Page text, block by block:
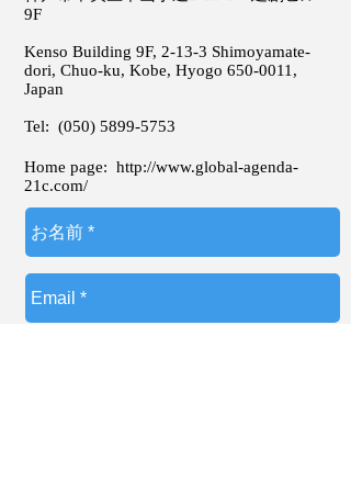
9F
Kenso Building 9F, 2-13-3 Shimoyamate-
dori, Chuo-ku, Kobe, Hyogo 650-0011 ,
Japan
Tel: (050) 5899-5753
Home page: http://www.global-agenda-
21c.com/